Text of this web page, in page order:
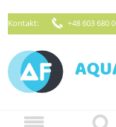
Kontakt: +48 603 680